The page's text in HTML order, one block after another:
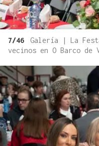
7/46
Galería | La
vecinos en O Barco de